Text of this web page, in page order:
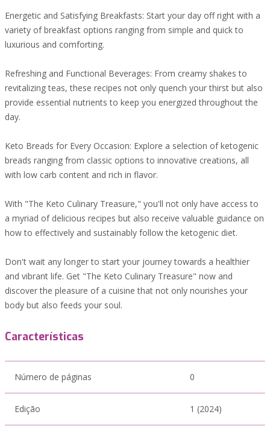
Energetic and Satisfying Breakfasts: Start your day off right with a
variety of breakfast options ranging from simple and quick to
luxurious and comforting.
Refreshing and Functional Beverages: From creamy shakes to
revitalizing teas, these recipes not only quench your thirst but also
provide essential nutrients to keep you energized throughout the
day.
Keto Breads for Every Occasion: Explore a selection of ketogenic
breads ranging from classic options to innovative creations, all
with low carb content and rich in flavor.
With "The Keto Culinary Treasure," you'll not only have access to
a myriad of delicious recipes but also receive valuable guidance on
how to effectively and sustainably follow the ketogenic diet.
Don't wait any longer to start your journey towards a healthier
and vibrant life. Get "The Keto Culinary Treasure" now and
discover the pleasure of a cuisine that not only nourishes your
body but also feeds your soul.
Características
Número de páginas 0
Edição 1 (2024)